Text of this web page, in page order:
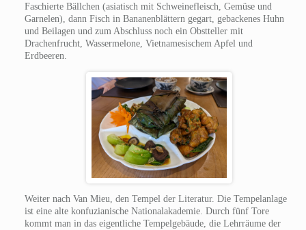
Faschierte Bällchen (asiatisch mit Schweinefleisch, Gemüse und
Garnelen), dann Fisch in Bananenblättern gegart, gebackenes Huhn
und Beilagen und zum Abschluss noch ein Obstteller mit
Drachenfrucht, Wassermelone, Vietnamesischem Apfel und
Erdbeeren.
Weiter nach Van Mieu, den Tempel der Literatur. Die Tempelanlage
ist eine alte konfuzianische Nationalakademie. Durch fünf Tore
kommt man in das eigentliche Tempelgebäude, die Lehrräume der